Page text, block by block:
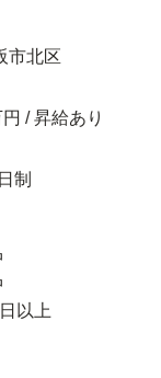
市北区
/ 昇給あり
制
以上